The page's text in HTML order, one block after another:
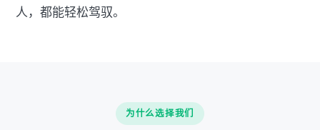
人，都能轻松驾驭。
为什么选择我们